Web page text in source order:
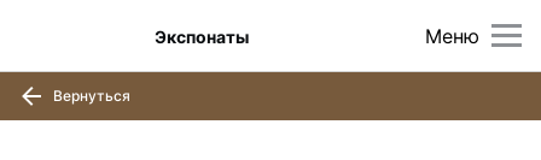
Меню
Экспонаты
Вернуться